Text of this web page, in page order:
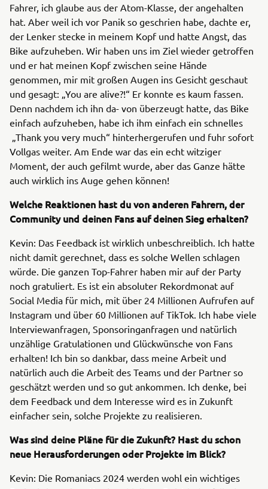
Fahrer, ich glaube aus der Atom-Klasse, der angehalten
hat. Aber weil ich vor Panik so geschrien habe, dachte er,
der Lenker stecke in meinem Kopf und hatte Angst, das
Bike aufzuheben. Wir haben uns im Ziel wieder getroffen
und er hat meinen Kopf zwischen seine Hände
genommen, mir mit großen Augen ins Gesicht geschaut
und gesagt: „You are alive?!“ Er konnte es kaum fassen.
Denn nachdem ich ihn da- von überzeugt hatte, das Bike
einfach aufzuheben, habe ich ihm einfach ein schnelles
„Thank you very much“ hinterhergerufen und fuhr sofort
Vollgas weiter. Am Ende war das ein echt witziger
Moment, der auch gefilmt wurde, aber das Ganze hätte
auch wirklich ins Auge gehen können!
Welche Reaktionen hast du von anderen Fahrern, der
Community und deinen Fans auf deinen Sieg erhalten?
Kevin: Das Feedback ist wirklich unbeschreiblich. Ich hatte
nicht damit gerechnet, dass es solche Wellen schlagen
würde. Die ganzen Top-Fahrer haben mir auf der Party
noch gratuliert. Es ist ein absoluter Rekordmonat auf
Social Media für mich, mit über 24 Millionen Aufrufen auf
Instagram und über 60 Millionen auf TikTok. Ich habe viele
Interviewanfragen, Sponsoringanfragen und natürlich
unzählige Gratulationen und Glückwünsche von Fans
erhalten! Ich bin so dankbar, dass meine Arbeit und
natürlich auch die Arbeit des Teams und der Partner so
geschätzt werden und so gut ankommen. Ich denke, bei
dem Feedback und dem Interesse wird es in Zukunft
einfacher sein, solche Projekte zu realisieren.
Was sind deine Pläne für die Zukunft? Hast du schon
neue Herausforderungen oder Projekte im Blick?
Kevin: Die Romaniacs 2024 werden wohl ein wichtiges